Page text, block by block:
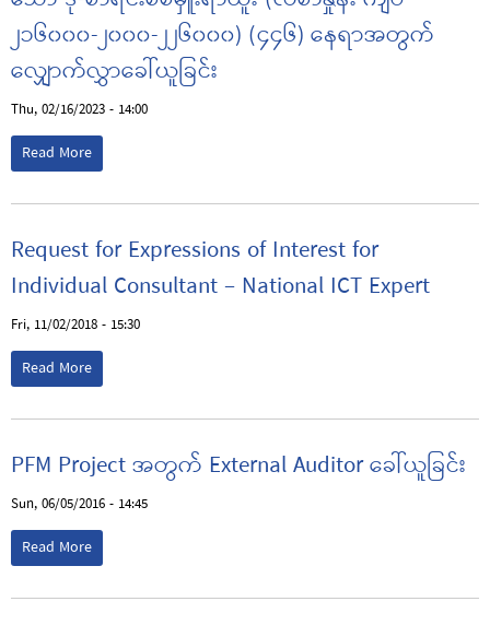
၂၁၆၀၀၀-၂၀၀၀-၂၂၆၀၀၀) (၄၄၆) နေရာအတွက်
လျှောက်လွှာခေါ်ယူခြင်း
Thu, 02/16/2023 - 14:00
Read More
Request for Expressions of Interest for
Individual Consultant – National ICT Expert
Fri, 11/02/2018 - 15:30
Read More
PFM Project အတွက် External Auditor ခေါ်ယူခြင်း
Sun, 06/05/2016 - 14:45
Read More